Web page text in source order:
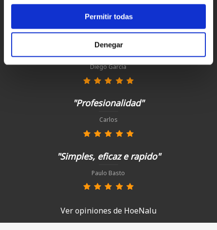
Permitir todas
Denegar
Juan Manuel Antequera Tirado
"Todo perfecto, como siempre"
Diego García
"Profesionalidad"
Carlos
"Simples, eficaz e rapido"
Paulo Basto
Ver opiniones de HoeNalu